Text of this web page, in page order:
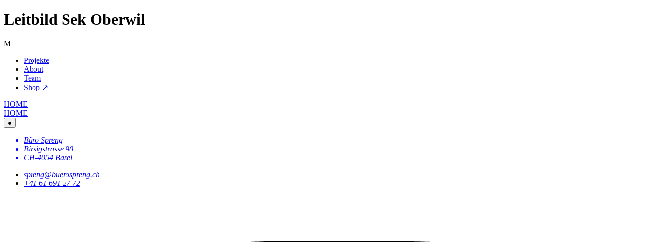
Leitbild Sek Oberwil
M
Projekte
About
Team
Shop ↗
HOME
HOME
●
Büro Spreng
Birsigstrasse 90
CH-4054 Basel
spreng@buerospreng.ch
+41 61 691 27 72